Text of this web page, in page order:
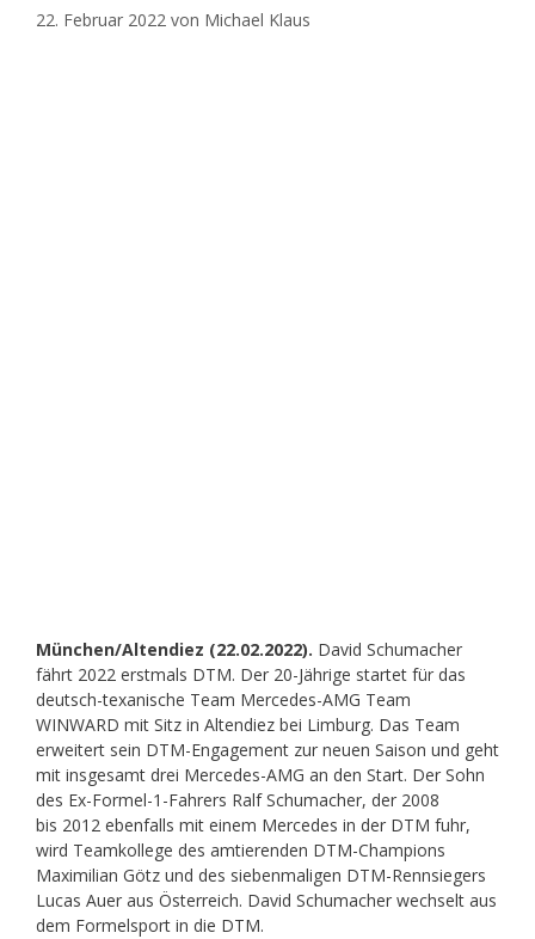
22. Februar 2022 von Michael Klaus
München/Altendiez (22.02.2022). David Schumacher
fährt 2022 erstmals DTM. Der 20-Jährige startet für das
deutsch-texanische Team Mercedes-AMG Team
WINWARD mit Sitz in Altendiez bei Limburg. Das Team
erweitert sein DTM-Engagement zur neuen Saison und geht
mit insgesamt drei Mercedes-AMG an den Start. Der Sohn
des Ex-Formel-1-Fahrers Ralf Schumacher, der 2008
bis 2012 ebenfalls mit einem Mercedes in der DTM fuhr,
wird Teamkollege des amtierenden DTM-Champions
Maximilian Götz und des siebenmaligen DTM-Rennsiegers
Lucas Auer aus Österreich. David Schumacher wechselt aus
dem Formelsport in die DTM.